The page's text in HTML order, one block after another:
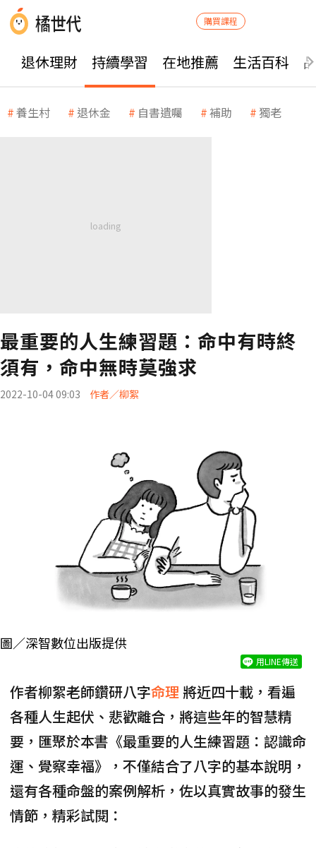
購買課程
退休理財 持續學習 在地推薦 生活百科
養生村 退休金 自書遺囑 補助 獨老
最重要的人生練習題：命中有時終
須有，命中無時莫強求
2022-10-04 09:03 作者／柳絮
圖／深智數位出版提供
用LINE傳送
作者柳絮老師鑽研八字命理 將近四十載，看遍
各種人生起伏、悲歡離合，將這些年的智慧精
要，匯聚於本書《最重要的人生練習題：認識命
運、覺察幸福》，不僅結合了八字的基本說明，
還有各種命盤的案例解析，佐以真實故事的發生
情節，精彩試閱：